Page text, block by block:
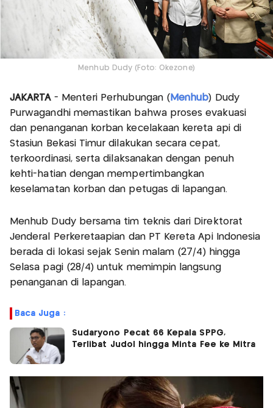
Menhub Dudy (Foto: Okezone)
JAKARTA- Menteri Perhubungan ( Menhub) Dudy
Purwagandhi memastikan bahwa proses evakuasi
dan penanganan korban kecelakaan kereta api di
Stasiun Bekasi Timur dilakukan secara cepat,
terkoordinasi, serta dilaksanakan dengan penuh
kehti-hatian dengan mempertimbangkan
keselamatan korban dan petugas di lapangan.
Menhub Dudy bersama tim teknis dari Direktorat
Jenderal Perkeretaapian dan PT Kereta Api Indonesia
berada di lokasi sejak Senin malam (27/4) hingga
Selasa pagi (28/4) untuk memimpin langsung
penanganan di lapangan.
Baca Juga :
Sudaryono Pecat 66 Kepala SPPG,
Terlibat Judol hingga Minta Fee ke Mitra